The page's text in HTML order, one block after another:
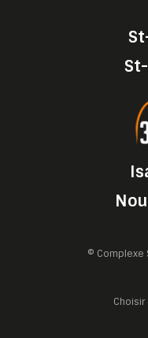
© Complexe
Choisir